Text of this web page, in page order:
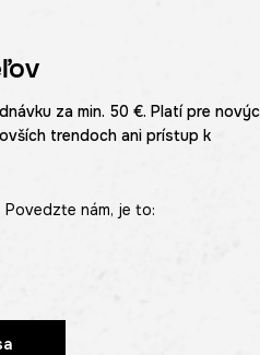
za min. 50 €. Platí pre
trendoch ani prístup k
Povedzte nám, je to: